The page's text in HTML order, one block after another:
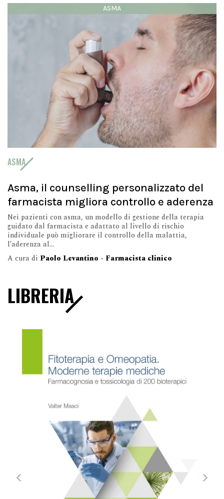
ASMA
ASMA
Asma, il counselling personalizzato del
farmacista migliora controllo e aderenza
Nei pazienti con asma, un modello di gestione della terapia
guidato dal farmacista e adattato al livello di rischio
individuale può migliorare il controllo della malattia,
l’aderenza al...
A cura di Paolo Levantino - Farmacista clinico
LIBRERIA